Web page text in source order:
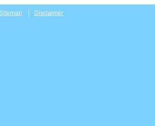
Sitemap Disclaimer